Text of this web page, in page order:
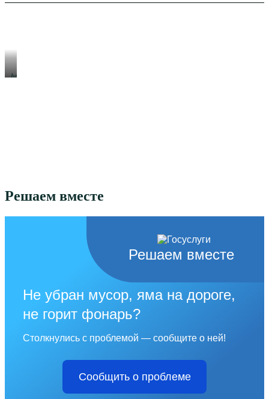
https://xn-
Решаем вместе
Решаем вместе
Не убран мусор, яма на дороге,
не горит фонарь?
Столкнулись с проблемой — сообщите о ней!
Сообщить о проблеме